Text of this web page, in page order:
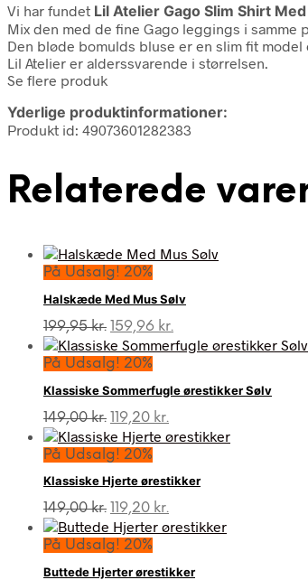
Vi har fundet Lil Atelier Gago Slim Shirt
Mix den med de fine Gago leggings i samme
Den bløde bomulds bluse er en slim fit model
Lil Atelier er alderssvarende i størrelsen.
Se flere produk
Yderlige produktinformationer:
Produkt id: 49073601282383
Relaterede
På Udsalg! 20%
Halskæde Med Mus Sølv
199,95kr. Den
oprindelige
pris
199,95 kr..
159,96 kr.
aktuelle
159,96 kr..
På Udsalg! 20%
Klassiske Sommerfugle ørestikker Sølv
149,00kr. Den
oprindelige
pris
149,00 kr..
119,20 kr.
aktuelle
119,20 kr..
På Udsalg! 20%
Klassiske Hjerte ørestikker
149,00kr. Den
oprindelige
pris
119,20 kr.
aktuelle
På Udsalg! 20%
Buttede Hjerter ørestikker